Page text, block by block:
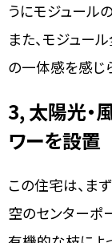
うにモジュール
また、モジュー
の一体感を感じ
3, 太陽光・
ワーを設置
この住宅は、ま
空のセンターポ